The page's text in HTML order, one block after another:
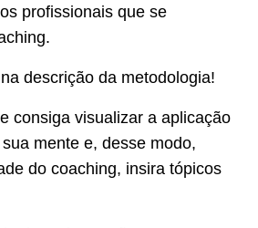
profissionais que se
descrição da metodologia!
consiga visualizar a aplicação
mente e, desse modo,
do coaching, insira tópicos